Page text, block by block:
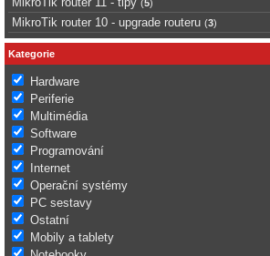
(5)
MikroTik router 10 - upgrade routeru (3)
Kategorie
Hardware
Periferie
Multimédia
Software
Programování
Internet
Operační systémy
PC sestavy
Ostatní
Mobily a tablety